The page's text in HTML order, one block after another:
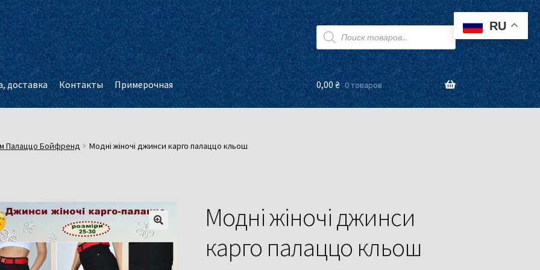
Поиск
товаров
доставка Контакты Примерочная 0,00₴ 0 товаров
Палаццо Бойфренд Модні жіночі джинси карго палаццо кльош
Модні жіночі джинси
карго палаццо кльош
RU